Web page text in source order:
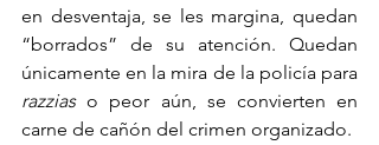
en desventaja, se les margina, quedan
“borrados” de su atención. Quedan
razzias o peor aún, se convierten en
carne de cañón del crimen organizado.